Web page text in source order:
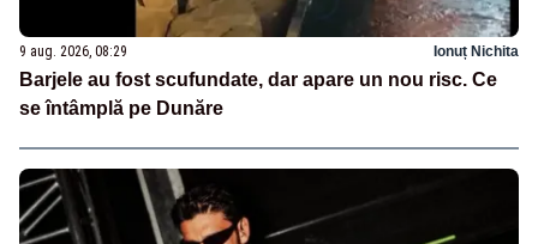
9 aug. 2026, 08:29 Ionuț Nichita
Barjele au fost scufundate, dar apare un nou risc. Ce
se întâmplă pe Dunăre